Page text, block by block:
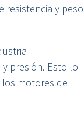
resistencia y peso
presión. Esto lo
motores de